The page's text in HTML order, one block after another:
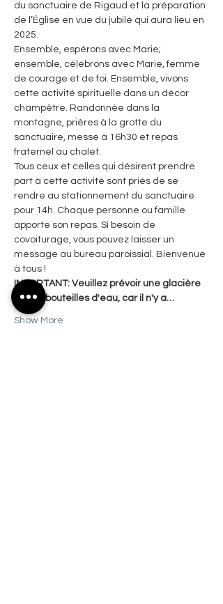
du sanctuaire de Rigaud et la préparation
de l’Église en vue du jubilé qui aura lieu en
2025.
Ensemble, espérons avec Marie;
ensemble, célébrons avec Marie, femme
de courage et de foi. Ensemble, vivons
cette activité spirituelle dans un décor
champêtre. Randonnée dans la
montagne, prières à la grotte du
sanctuaire, messe à 16h30 et repas
fraternel au chalet.
Tous ceux et celles qui désirent prendre
part à cette activité sont priés de se
rendre au stationnement du sanctuaire
pour 14h. Chaque personne ou famille
apporte son repas. Si besoin de
covoiturage, vous pouvez laisser un
message au bureau paroissial. Bienvenue
à tous !
IMPORTANT: Veuillez prévoir une glacière
et des bouteilles d'eau, car il n'y a…
Show More